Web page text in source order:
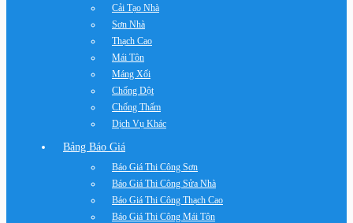
Cải Tạo Nhà
Sơn Nhà
Thạch Cao
Mái Tôn
Máng Xối
Chống Dột
Chống Thấm
Dịch Vụ Khác
Bảng Báo Giá
Báo Giá Thi Công Sơn
Báo Giá Thi Công Sửa Nhà
Báo Giá Thi Công Thạch Cao
Báo Giá Thi Công Mái Tôn